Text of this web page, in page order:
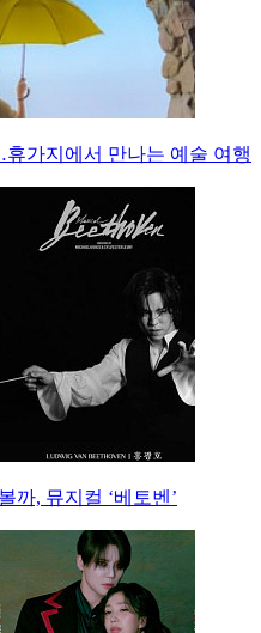
가지에서 만나는 예술 여행
까, 뮤지컬 ‘베토벤’